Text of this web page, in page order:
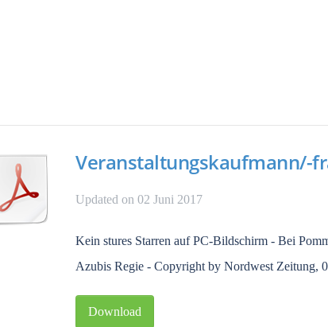
Veranstaltungskaufmann/-
Updated on 02 Juni 2017
Kein stures Starren auf PC-Bildschirm - Bei
Azubis Regie - Copyright by Nordwest Zeitung,
Download